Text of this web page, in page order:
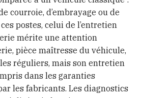
courroie, d’embrayage ou de
postes, celui de l’entretien
mérite une attention
pièce maîtresse du véhicule,
réguliers, mais son entretien
dans les garanties
les fabricants. Les diagnostics